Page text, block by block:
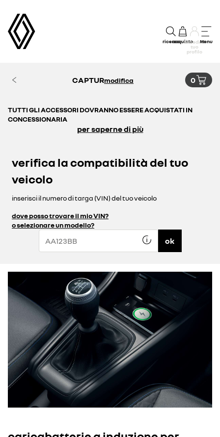
ricercaacquistoaccedi al
tuo
profilo
Menu
CAPTURmodifica 0
TUTTI GLI ACCESSORI DOVRANNO ESSERE ACQUISTATI IN
CONCESSIONARIA
per saperne di più
verifica la compatibilità del tuo
veicolo
inserisci il numero di targa (VIN) del tuo veicolo
dove posso trovare il mio VIN?
o selezionare un modello?
ok